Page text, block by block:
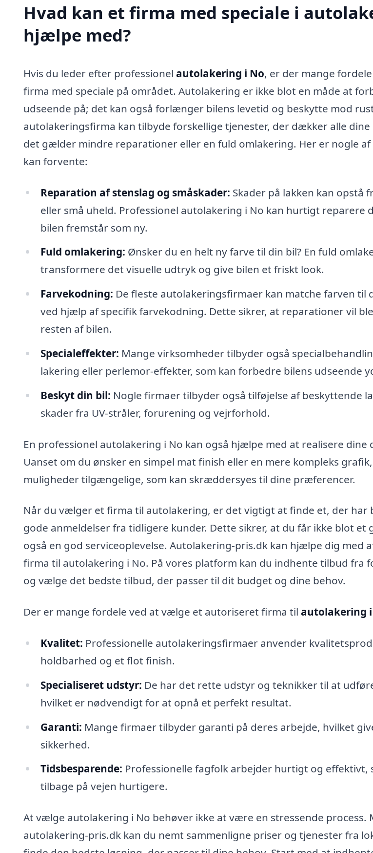
Hvad kan et firma med speciale i
hjælpe med?
Hvis du leder efter professionel autolakering i No, er der mange
firma med speciale på området. Autolakering er ikke blot en måde at
udseende på; det kan også forlænger bilens levetid og beskytte mod
autolakeringsfirma kan tilbyde forskellige tjenester, der dækker alle dine
det gælder mindre reparationer eller en fuld omlakering. Her er nogle af
kan forvente:
Reparation af stenslag og småskader: Skader på lakken kan opstå
eller små uheld. Professionel autolakering i No kan hurtigt reparere
bilen fremstår som ny.
Fuld omlakering: Ønsker du en helt ny farve til din bil? En fuld
transformere det visuelle udtryk og give bilen et friskt look.
Farvekodning: De fleste autolakeringsfirmaer kan matche farven til
ved hjælp af specifik farvekodning. Dette sikrer, at reparationer vil
resten af bilen.
Specialeffekter: Mange virksomheder tilbyder også
lakering eller perlemor-effekter, som kan forbedre bilens udseende
Beskyt din bil: Nogle firmaer tilbyder også tilføjelse af beskyttende
skader fra UV-stråler, forurening og vejrforhold.
En professionel autolakering i No kan også hjælpe med at realisere dine
Uanset om du ønsker en simpel mat finish eller en mere kompleks
muligheder tilgængelige, som kan skræddersyes til dine præferencer.
Når du vælger et firma til autolakering, er det vigtigt at finde et, der har
gode anmeldelser fra tidligere kunder. Dette sikrer, at du får ikke blot et
også en god serviceoplevelse. Autolakering-pris.dk kan hjælpe dig med
firma til autolakering i No. På vores platform kan du indhente tilbud fra
og vælge det bedste tilbud, der passer til dit budget og dine behov.
Der er mange fordele ved at vælge et autoriseret firma til autolakering
Kvalitet: Professionelle autolakeringsfirmaer anvender
holdbarhed og et flot finish.
Specialiseret udstyr: De har det rette udstyr og teknikker til at
hvilket er nødvendigt for at opnå et perfekt resultat.
Garanti: Mange firmaer tilbyder garanti på deres arbejde, hvilket
sikkerhed.
Tidsbesparende: Professionelle fagfolk arbejder hurtigt og effektivt,
tilbage på vejen hurtigere.
At vælge autolakering i No behøver ikke at være en stressende process.
autolakering-pris.dk kan du nemt sammenligne priser og tjenester fra